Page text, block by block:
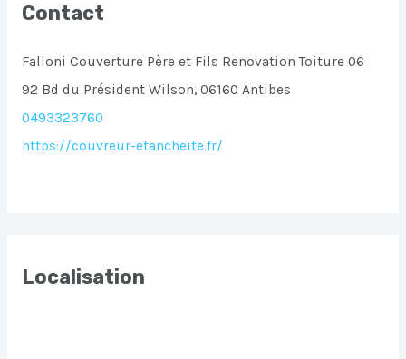
Contact
Falloni Couverture Père et Fils Renovation Toiture 06
92 Bd du Président Wilson, 06160 Antibes
0493323760
https://couvreur-etancheite.fr/
Localisation